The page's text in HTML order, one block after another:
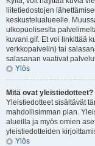
liitetiedostojen
keskustelualueelle.
ulkopuoliseslta
kuvani.gif. Et voi linkittää
verkkopalvelin) tai
salasanan vaativat
Ylös
Mitä ovat yleistiedotteet?
Yleistiedotteet sisältävät
mahdollisimman pian.
alueilla ja myös omien
yleistiedotteiden
Ylös